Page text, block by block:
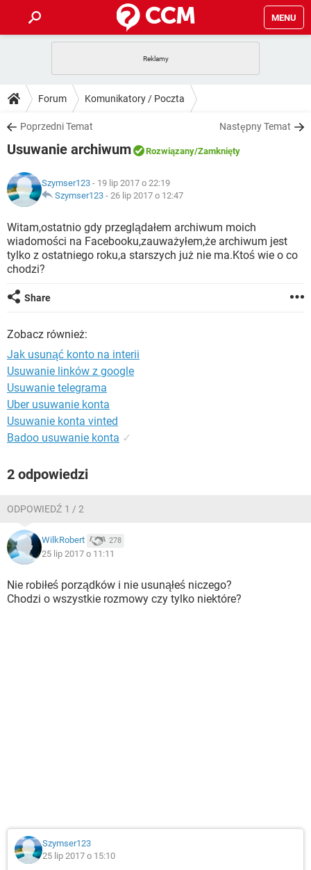
MENU
GRY WHATSAPP
SPOTIFY
INSTAGRAM FACEBOOK
WINDOWS 10
PORADY
PlayStation TIKTOK
INSTAGRAM FACEBOOK
WINDOWS 10
DO POBRANIA
ANDROID TIKTOK
GRY
IOS NETFLIX
INSTAGRAM FACEBOOK
WINDOWS 10
COVID-19 TIKTOK
GRY
SPOTIFY NETFLIX
INSTAGRAM FACEBOOK
ARTYKUŁY
COVID-19 TIKTOK
GRY WHATSAPP
SPOTIFY
INSTAGRAM
Forum Komunikatory / Poczta
Poprzedni Temat Następny Temat
Usuwanie archiwum Rozwiązany/Zamknięty
Szymser123 - 19 lip 2017 o 22:19
Szymser123 - 26 lip 2017 o 12:47
Witam,ostatnio gdy przeglądałem archiwum moich
wiadomości na Facebooku,zauważyłem,że archiwum jest
tylko z ostatniego roku,a starszych już nie ma.Ktoś wie o co
chodzi?
Share
Zobacz również:
Jak usunąć konto na interii
Usuwanie linków z google
Usuwanie telegrama
Uber usuwanie konta
Usuwanie konta vinted
Badoo usuwanie konta ✓
2 odpowiedzi
ODPOWIEDŹ 1 / 2
WilkRobert 278
25 lip 2017 o 11:11
Nie robiłeś porządków i nie usunąłeś niczego?
Chodzi o wszystkie rozmowy czy tylko niektóre?
Szymser123
25 lip 2017 o 15:10